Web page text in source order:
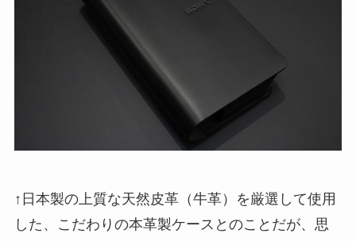
↑日本製の上質な天然皮革（牛革）を厳選して使用
した、こだわりの本革製ケースとのことだが、思